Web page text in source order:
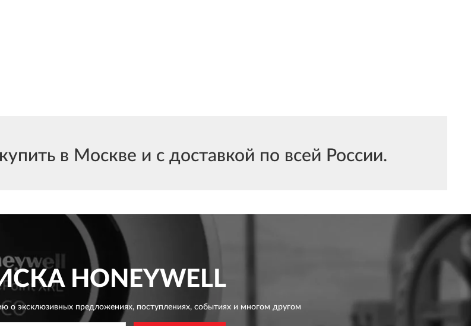
в Москве и с доставкой по всей России.
HONEYWELL
о эксклюзивных предложениях,поступлениях, событиях и многом другом